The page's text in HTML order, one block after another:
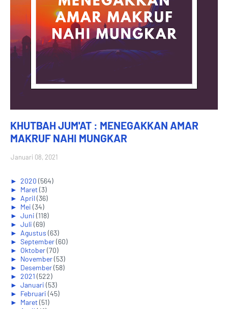
KHUTBAH JUM'AT : MENEGAKKAN AMAR
MAKRUF NAHI MUNGKAR
Januari 08, 2021
► 2020 (564)
► Maret(3)
► April(36)
► Mei (34)
► Juni (118)
► Juli (69)
► Agustus (63)
► September(60)
► Oktober(70)
► November(53)
► Desember(58)
► 2021 (522)
► Januari (53)
► Februari (45)
► Maret(51)